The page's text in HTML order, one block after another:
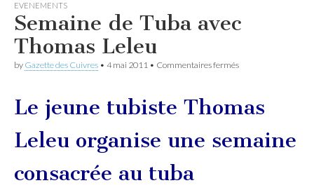
EVENEMENTS
Semaine de Tuba avec
Thomas Leleu
by Gazette des Cuivres • 4 mai 2011 • Commentaires ferméssur
avec
Le jeune tubiste Thomas
Leleu organise une semaine
consacrée au tuba